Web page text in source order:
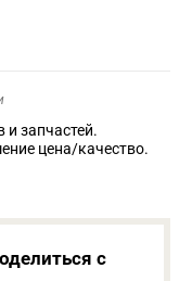
и запчастей.
цена/качество.
с